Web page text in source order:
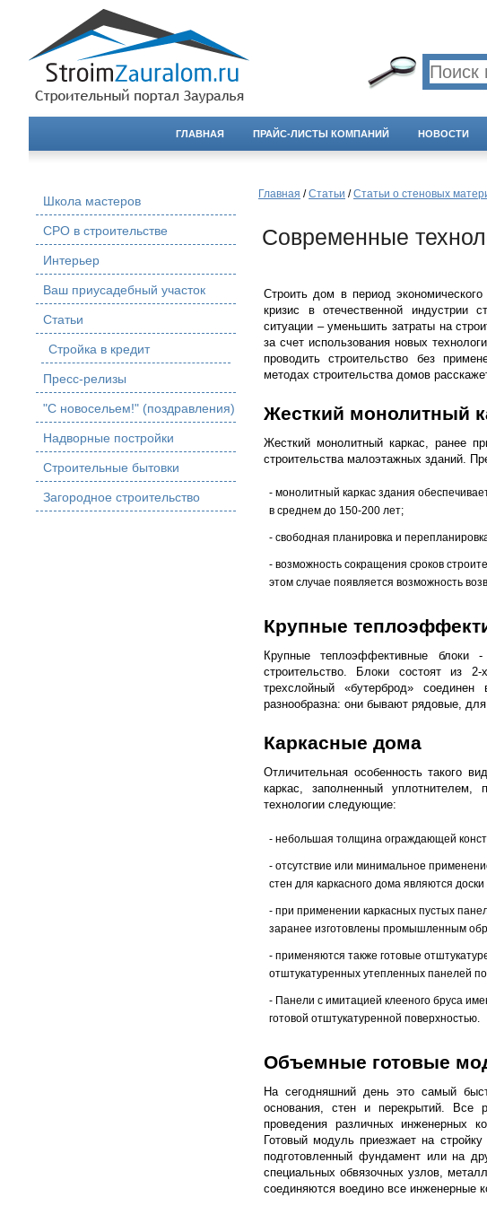
ГЛАВНАЯ ПРАЙС-ЛИСТЫ КОМПАНИЙ НОВОСТИ
Школа мастеров
СРО в строительстве
Интерьер
Ваш приусадебный участок
Статьи
Стройка в кредит
Пресс-релизы
"С новосельем!" (поздравления)
Надворные постройки
Строительные бытовки
Загородное строительство
Главная /Статьи /Статьи о стеновых
Современные
Строить дом в период
кризис в отечественной индустрии
ситуации – уменьшить затраты на
за счет использования новых
проводить строительство без
методах строительства домов
Жесткий монолитный
Жесткий монолитный каркас, ранее
строительства малоэтажных зданий.
- монолитный каркас здания
в среднем до 150-200 лет;
- свободная планировка и
- возможность сокращения сроков
этом случае появляется возможность
Крупные
Крупные теплоэффективные блоки
строительство. Блоки состоят из
трехслойный «бутерброд»
разнообразна: они бывают рядовые,
Каркасные дома
Отличительная особенность такого
каркас, заполненный уплотнителем,
технологии следующие:
- небольшая толщина ограждающей
- отсутствие или минимальное
стен для каркасного дома являются
- при применении каркасных пустых
заранее изготовлены промышленным
- применяются также готовые
отштукатуренных утепленных панелей
- Панели с имитацией клееного бруса
готовой отштукатуренной поверхностью.
Объемные готовые
На сегодняшний день это самый
основания, стен и перекрытий. Все
проведения различных инженерных
Готовый модуль приезжает на
подготовленный фундамент или на
специальных обвязочных узлов,
соединяются воедино все инженерные